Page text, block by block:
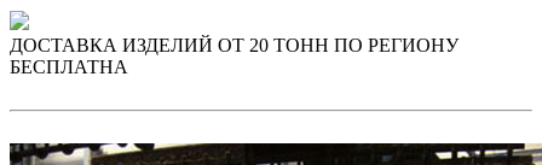
ДОСТАВКА ИЗДЕЛИЙ ОТ 20 ТОНН ПО РЕГИОНУ
БЕСПЛАТНА